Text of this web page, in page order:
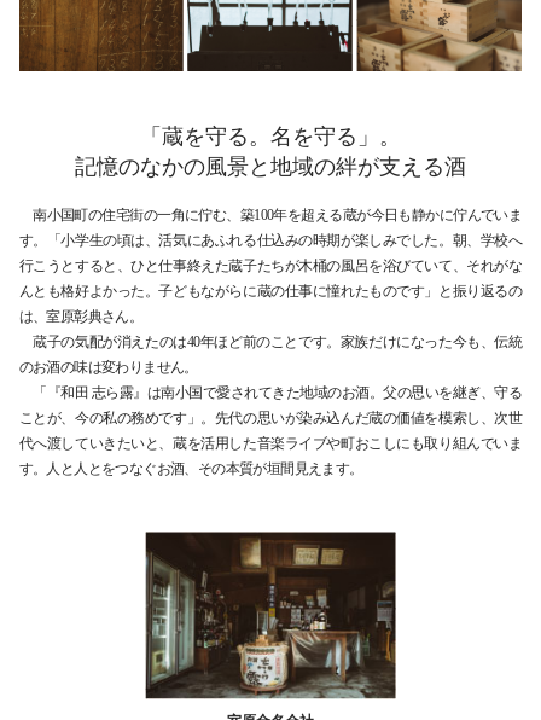
「蔵を守る。名を守る」。
記憶のなかの風景と地域の絆が支える酒
南小国町の住宅街の一角に佇む、築100年を超える蔵が今日も静かに佇んでいま
す。「小学生の頃は、活気にあふれる仕込みの時期が楽しみでした。朝、学校へ
行こうとすると、ひと仕事終えた蔵子たちが木桶の風呂を浴びていて、それがな
んとも格好よかった。子どもながらに蔵の仕事に憧れたものです」と振り返るの
は、室原彰典さん。
蔵子の気配が消えたのは40年ほど前のことです。家族だけになった今も、伝統
のお酒の味は変わりません。
「『和田 志ら露』は南小国で愛されてきた地域のお酒。父の思いを継ぎ、守る
ことが、今の私の務めです」。先代の思いが染み込んだ蔵の価値を模索し、次世
代へ渡していきたいと、蔵を活用した音楽ライブや町おこしにも取り組んでいま
す。人と人とをつなぐお酒、その本質が垣間見えます。